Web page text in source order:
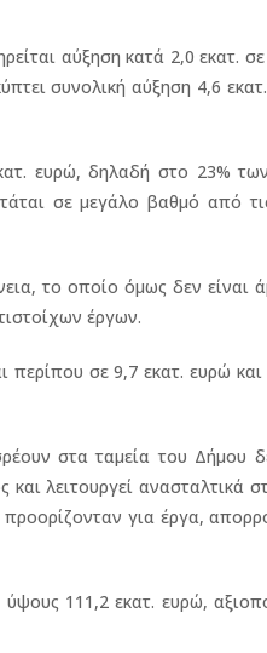
αύξηση κατά 2,0 εκατ.
συνολική αύξηση 4,6
ευρώ, δηλαδή στο 23%
σε μεγάλο βαθμό από
το οποίο όμως δεν είναι
έργων.
περίπου σε 9,7 εκατ. ευρώ
στα ταμεία του Δήμου
λειτουργεί ανασταλτικά
για έργα,
111,2 εκατ. ευρώ,